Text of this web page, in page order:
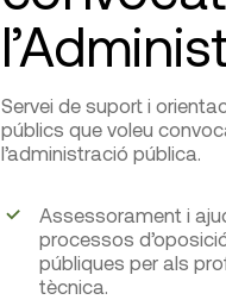
Servei de suport i
públics que voleu
l’administració pública.
Assessorament i
processos
públiques per als
tècnica.